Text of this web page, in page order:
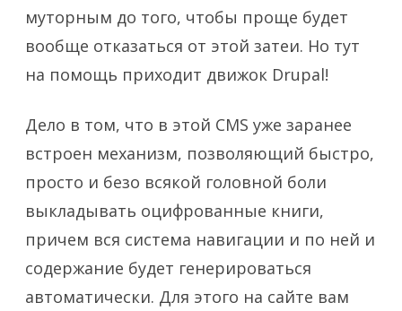
муторным до того, чтобы проще будет
вообще отказаться от этой затеи. Но тут
на помощь приходит движок Drupal!
Дело в том, что в этой CMS уже заранее
встроен механизм, позволяющий быстро,
просто и безо всякой головной боли
выкладывать оцифрованные книги,
причем вся система навигации и по ней и
содержание будет генерироваться
автоматически. Для этого на сайте вам